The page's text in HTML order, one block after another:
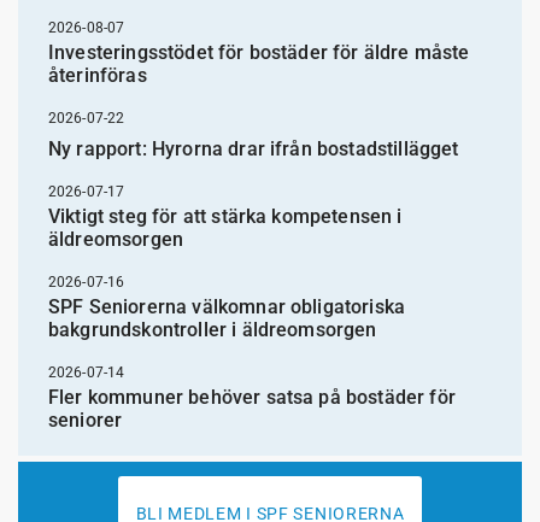
2026-08-07
Investeringsstödet för bostäder för äldre måste
återinföras
2026-07-22
Ny rapport: Hyrorna drar ifrån bostadstillägget
2026-07-17
Viktigt steg för att stärka kompetensen i
äldreomsorgen
2026-07-16
SPF Seniorerna välkomnar obligatoriska
bakgrundskontroller i äldreomsorgen
2026-07-14
Fler kommuner behöver satsa på bostäder för
seniorer
BLI MEDLEM I SPF SENIORERNA